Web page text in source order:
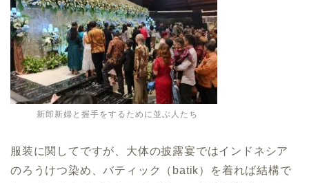
新郎新婦と握手をするために並ぶ人たち
服装に関してですが、大体の披露宴ではインドネシア
のろうけつ染め、バティック（batik）を着れば結構で